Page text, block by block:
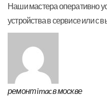
Наши мастера оперативно
устройства в сервисе или с
ремонт imac в москве